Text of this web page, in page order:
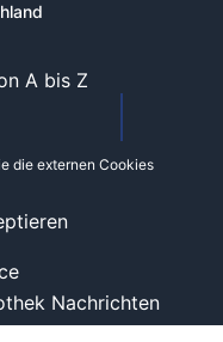
Nachrichten
A bis Z
die externen Cookies